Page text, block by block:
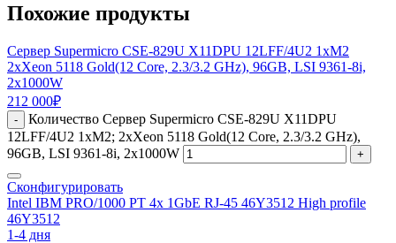
Похожие продукты
Сервер Supermicro CSE-829U X11DPU 12LFF/4U2 1xM2
2xXeon 5118 Gold(12 Core, 2.3/3.2 GHz), 96GB, LSI 9361-8i,
2x1000W
212 000₽
-
Количество Сервер Supermicro CSE-829U X11DPU
12LFF/4U2 1xM2; 2xXeon 5118 Gold(12 Core, 2.3/3.2 GHz),
96GB, LSI 9361-8i, 2x1000W
+
Сконфигурировать
Intel IBM PRO/1000 PT 4x 1GbE RJ-45 46Y3512 High profile
46Y3512
1-4 дня